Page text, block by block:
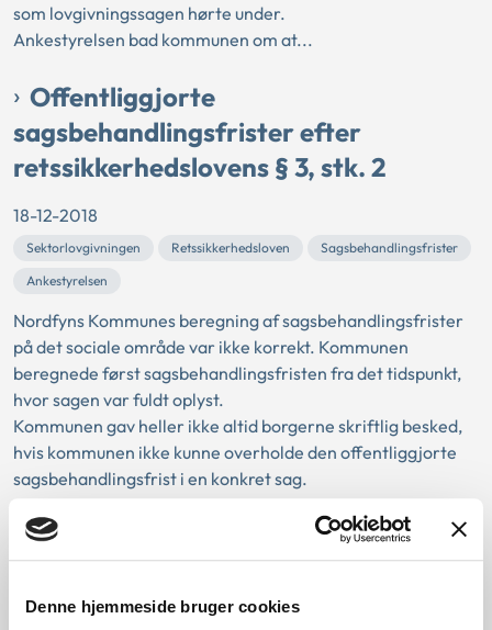
Denne hjemmeside bruger cookies
som lovgivningssagen hørte under.
Ankestyrelsen bad kommunen om at...
Offentliggjorte
sagsbehandlingsfrister efter
retssikkerhedslovens § 3, stk. 2
18-12-2018
Sektorlovgivningen Retssikkerhedsloven
Sagsbehandlingsfrister
Ankestyrelsen
Nordfyns Kommunes beregning af sagsbehandlingsfrister
på det sociale område var ikke korrekt. Kommunen
beregnede først sagsbehandlingsfristen fra det tidspunkt,
hvor sagen var fuldt oplyst.
Kommunen gav heller ikke altid borgerne skriftlig besked,
hvis kommunen ikke kunne overholde den offentliggjorte
sagsbehandlingsfrist i en konkret sag.
Valg af lov ved aktindsigt
Miljøoplysningsbegrebet